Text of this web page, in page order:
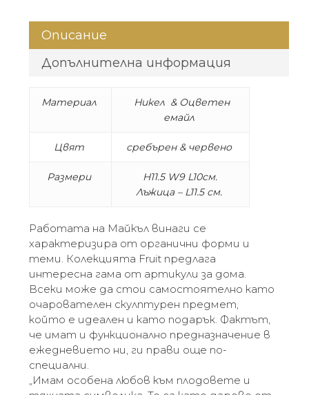
Описание
Допълнителна информация
Материал
Никел & Оцветен
емайл
Цвят сребърен & червено
Размери
H11.5 W9 L10см.
Лъжица – L11.5 см.
Работата на Майкъл винаги се
характеризира от органични форми и
теми. Колекцията Fruit предлага
интересна гама от артикули за дома.
Всеки може да стои самостоятелно като
очарователен скулптурен предмет,
който е идеален и като подарък. Фактът,
че имат и функционално предназначение в
ежедневието ни, ги прави още по-
специални.
„Имам особена любов към плодовете и